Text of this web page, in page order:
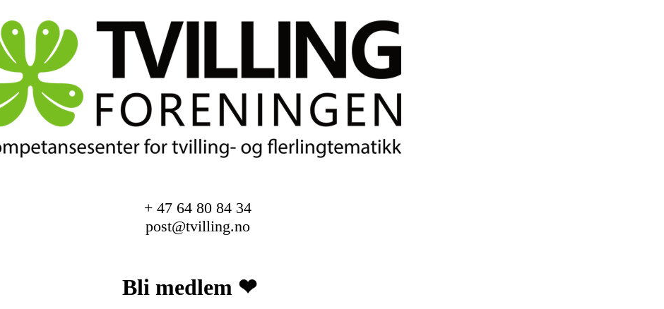
+ 47 64 80 84 34
post@tvilling.no
Bli medlem ❤︎